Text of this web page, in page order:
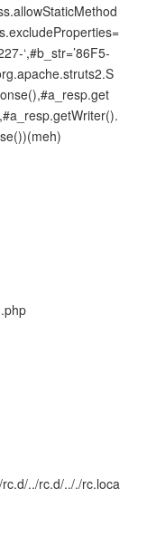
‘,#b_str=’86F5-
../rc.d/.././rc.loca